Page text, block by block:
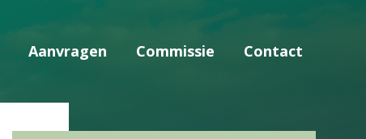
Aanvragen Commissie Contact